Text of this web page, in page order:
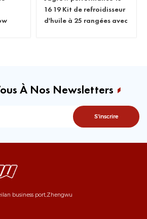
16 19 Kit de refroidisseur
d'huile à 25 rangées avec
À Nos Newsletters
business port,Zhengwu